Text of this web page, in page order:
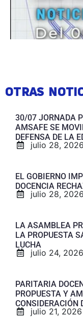
OTRAS
30/07 JORNADA
AMSAFE SE
DEFENSA DE LA
julio 28, 2026
EL GOBIERNO
DOCENCIA
julio 28, 2026
LA ASAMBLEA
LA PROPUESTA
LUCHA
julio 24, 2026
PARITARIA
PROPUESTA Y
CONSIDERACIÓN
julio 21, 2026